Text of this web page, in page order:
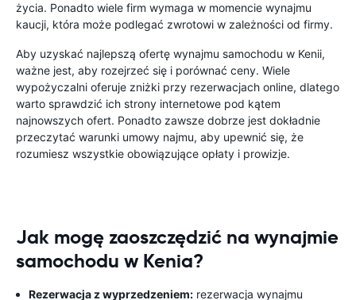
życia. Ponadto wiele firm wymaga w momencie wynajmu
kaucji, która może podlegać zwrotowi w zależności od firmy.
Aby uzyskać najlepszą ofertę wynajmu samochodu w Kenii,
ważne jest, aby rozejrzeć się i porównać ceny. Wiele
wypożyczalni oferuje zniżki przy rezerwacjach online, dlatego
warto sprawdzić ich strony internetowe pod kątem
najnowszych ofert. Ponadto zawsze dobrze jest dokładnie
przeczytać warunki umowy najmu, aby upewnić się, że
rozumiesz wszystkie obowiązujące opłaty i prowizje.
Jak mogę zaoszczędzić na wynajmie
samochodu w Kenia?
Rezerwacja z wyprzedzeniem: rezerwacja wynajmu